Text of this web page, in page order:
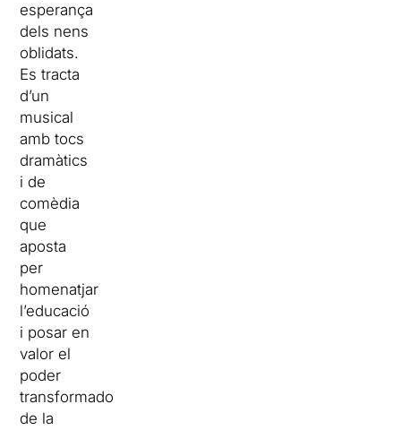
esperança
dels nens
oblidats.
Es tracta
d’un
musical
amb tocs
dramàtics
i de
comèdia
que
aposta
per
homenatjar
l’educació
i posar en
valor el
poder
transformador
de la